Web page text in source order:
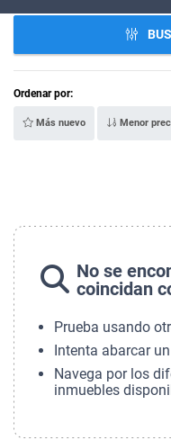
Ordenar por:
Más nuevo Menor
No se
coincidan
Prueba usando
Intenta abarcar
Navega por los
inmuebles